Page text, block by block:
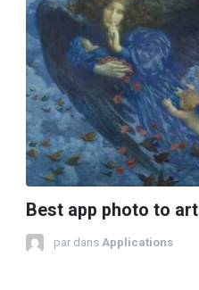
Best app photo to art
par dans Applications